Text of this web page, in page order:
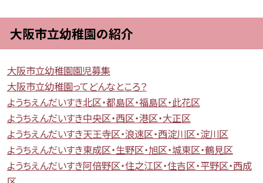
大阪市立幼稚園の紹介
大阪市立幼稚園園児募集
大阪市立幼稚園ってどんなところ？
ようちえんだいすき北区・都島区・福島区・此花区
ようちえんだいすき中央区・西区・港区・大正区
ようちえんだいすき天王寺区・浪速区・西淀川区・淀川区
ようちえんだいすき東成区・生野区・旭区・城東区・鶴見区
ようちえんだいすき阿倍野区・住之江区・住吉区・平野区・西成